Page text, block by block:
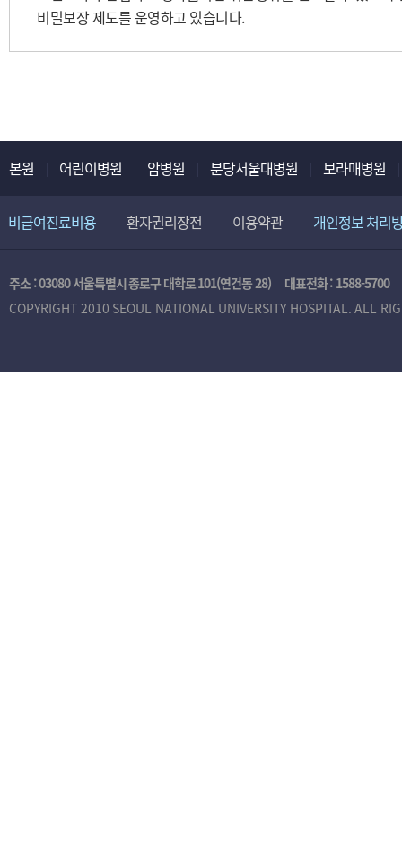
비밀보장 제도를 운영하고 있습니다.
본원 어린이병원 암병원 분당서울대병원 보라매병원
비급여진료비용 환자권리장전 이용약관 개인정보 처리
주소 : 03080 서울특별시 종로구 대학로 101(연건동 28) 대표전화 : 1588-5700
COPYRIGHT 2010 SEOUL NATIONAL UNIVERSITY HOSPITAL. ALL